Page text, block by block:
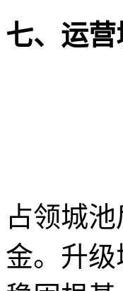
七、运
占领城
金。升